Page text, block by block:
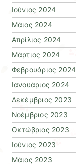
Ιούνιος 2024
Μάιος 2024
Απρίλιος 2024
Μάρτιος 2024
Φεβρουάριος 2024
Ιανουάριος 2024
Δεκέμβριος 2023
Νοέμβριος 2023
Οκτώβριος 2023
Ιούνιος 2023
Μάιος 2023